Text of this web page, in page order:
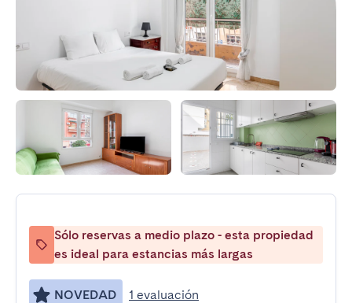
Sólo reservas a medio plazo - esta propiedad
es ideal para estancias más largas
NOVEDAD 1 evaluación